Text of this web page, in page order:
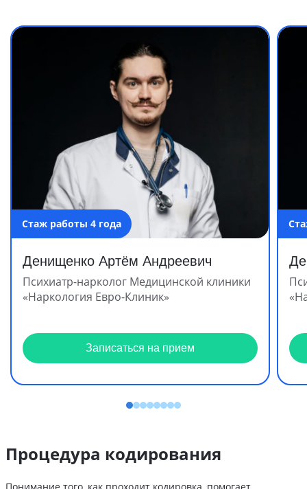
Стаж работы 4 года
Денищенко Артём Андреевич
Психиатр-нарколог Медицинской клиники
«Наркология Евро-Клиник»
Записаться на прием
Процедура кодирования